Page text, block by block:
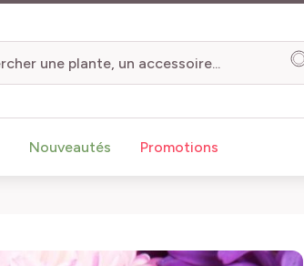
Nouveautés Promotions